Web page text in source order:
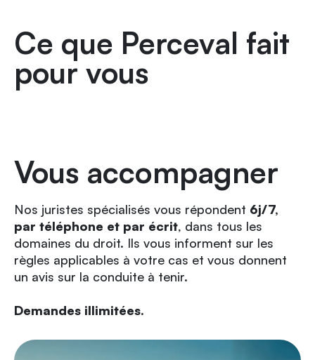
Ce que Perceval fait
pour vous
Vous accompagner
Nos juristes spécialisés vous répondent 6j/7,
par téléphone et par écrit, dans tous les
domaines du droit. Ils vous informent sur les
règles applicables à votre cas et vous donnent
un avis sur la conduite à tenir.
Demandes illimitées.